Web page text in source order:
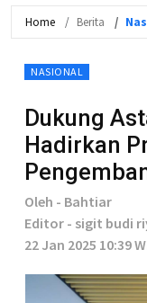
Home Berita
NASIONAL
Dukung
Hadirkan
Oleh - Bahtiar
Editor - sigit budi
22 Jan 2025 10:39